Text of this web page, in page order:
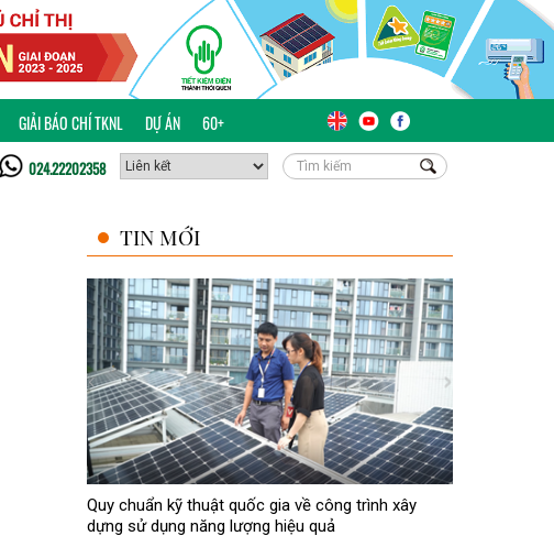
GIẢI BÁO CHÍ TKNL DỰ ÁN 60+
024.22202358
TIN MỚI
Quy chuẩn kỹ thuật quốc gia về công trình xây
dựng sử dụng năng lượng hiệu quả